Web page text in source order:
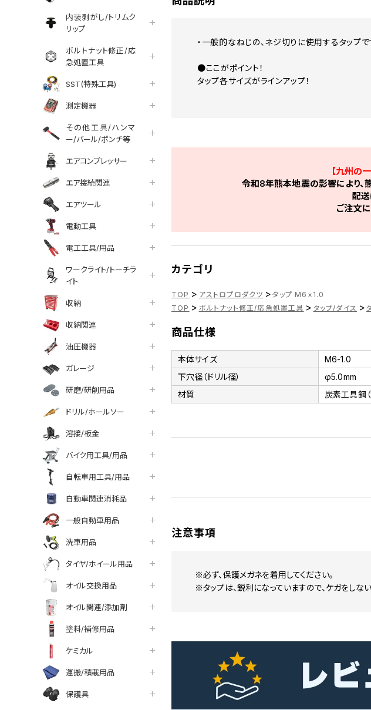
内装剥がし/トリムク
リップ
ボルトナット修正/応
急処置工具
SST(特殊工具)
測定機器
その他工具/ハンマ
ー/バール/ポンチ等
エアコンプレッサー
エア接続関連
エアツール
電動工具
電工工具/用品
ワークライト/トーチラ
イト
収納
収納関連
油圧機器
ガレージ
研磨/研削用品
ドリル/ホールソー
溶接/板金
バイク用工具/用品
自転車用工具/用品
自動車関連消耗品
一般自動車用品
洗車用品
タイヤ/ホイール用品
オイル交換用品
オイル関連/添加剤
塗料/補修用品
ケミカル
運搬/積載用品
保護具
・一般的なねじの、ネジ切りに使用するタップで
●ここがポイント！
タップ各サイズがラインアップ！
【九州の
令和8年熊本地震の影響により、
配送
ご注文
カテゴリ
TOP > アストロプロダクツ > タップ M6×1.0
TOP > ボルトナット修正/応急処置工具 > タップ/ダイス >
商品仕様
本体サイズ
M6-1.0
下穴径（ドリル径）
φ5.0mm
材質
炭素工具鋼（
注意事項
※必ず、保護メガネを着用してください。
※タップは、鋭利になっていますので、ケガをしな